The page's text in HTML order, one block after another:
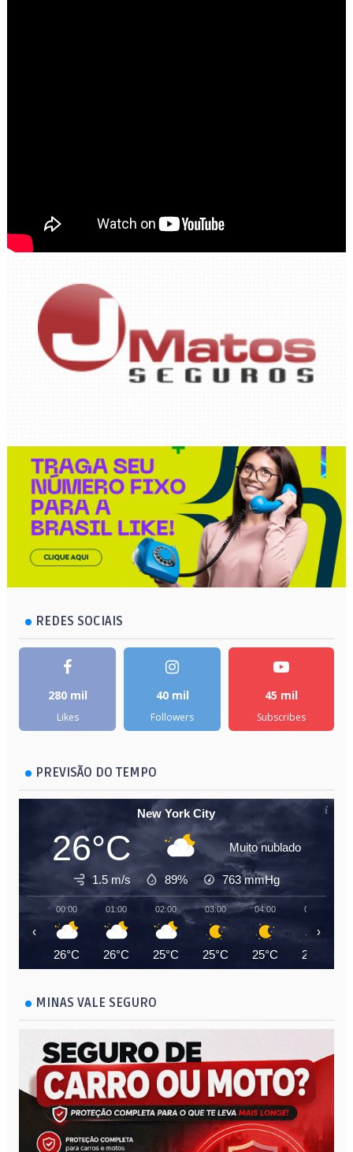
REDES SOCIAIS
280 mil
Likes
40 mil
Followers
45 mil
Subscribes
PREVISÃO DO TEMPO
New York City
26°C Muito nublado
1.5 m/s 89% 763mmHg
00:00
26°C
01:00
26°C
02:00
25°C
03:00
25°C
04:00
25°C
05:00
25°C
‹ ›
MINAS VALE SEGURO